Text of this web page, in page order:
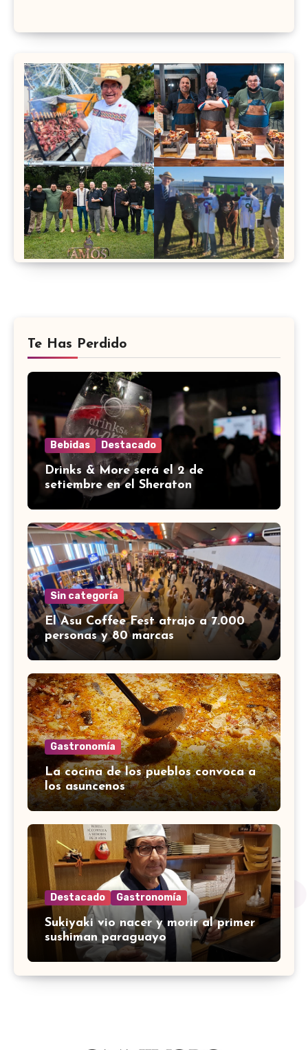
Te Has Perdido
Bebidas Destacado
Drinks & More será el 2 de
setiembre en el Sheraton
Sin categoría
El Asu Coffee Fest atrajo a 7.000
personas y 80 marcas
Gastronomía
La cocina de los pueblos convoca a
los asuncenos
Destacado Gastronomía
Sukiyaki vio nacer y morir al primer
sushiman paraguayo